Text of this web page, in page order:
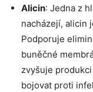
Alicin: Jedna z
nacházejí, alicin
Podporuje
buněčné
zvyšuje⁤
bojovat proti